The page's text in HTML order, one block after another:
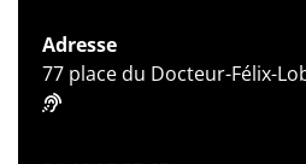
Adresse
77 place du Docteur-Félix-